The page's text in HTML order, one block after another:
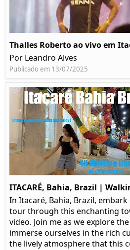
Thalles Roberto ao vivo em
Por Leandro Alves
Publicado em 13/07/2025
ITACARÉ, Bahia, Brazil |
In Itacaré, Bahia, Brazil,
tour through this enchanting
video. Join me as we explore
immerse ourselves in the rich
the lively atmosphere that this